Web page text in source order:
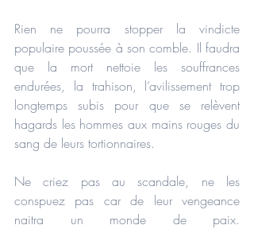
Rien ne pourra stopper la vindicte
populaire poussée à son comble. Il faudra
que la mort nettoie les souffrances
endurées, la trahison, l’avilissement trop
longtemps subis pour que se relèvent
hagards les hommes aux mains rouges du
sang de leurs tortionnaires.
Ne criez pas au scandale, ne les
conspuez pas car de leur vengeance
naitra un monde de paix.